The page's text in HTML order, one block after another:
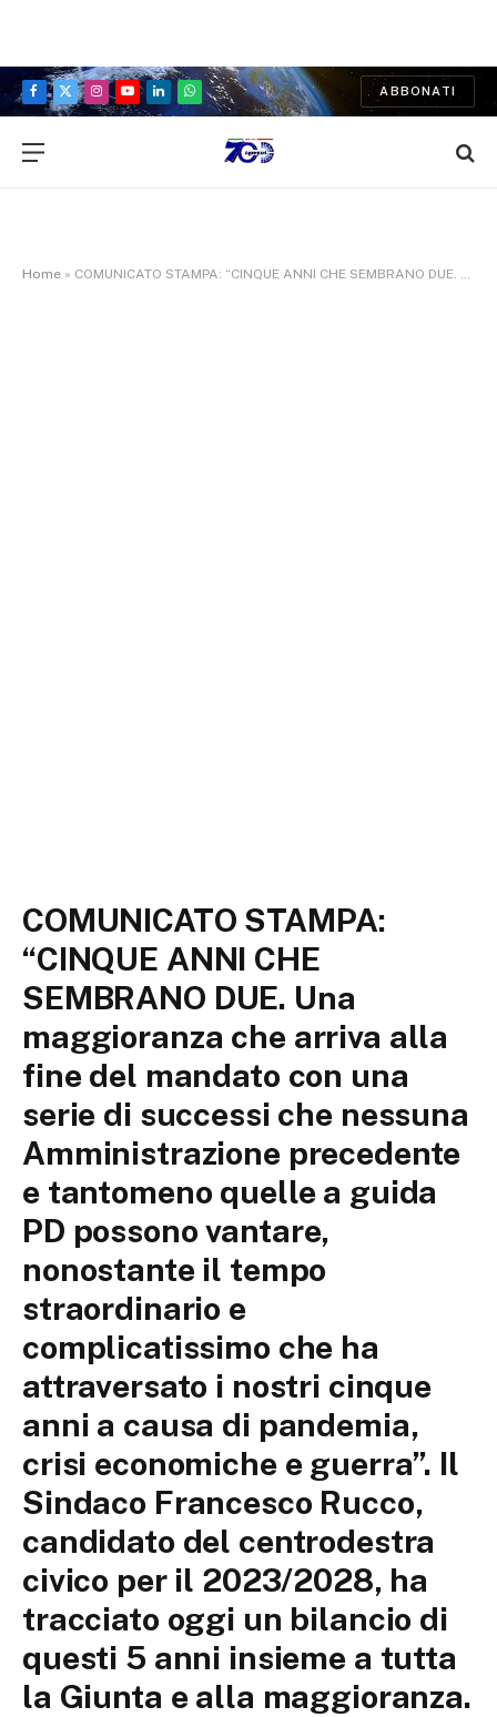
Facebook
X
Instagram
YouTubeLinkedInWhatsApp
ABBONATI
Home » COMUNICATO STAMPA: “CINQUE ANNI CHE SEMBRANO DUE. Una maggioranza che arriva alla fine del mandato con una serie di successi che nessuna Amministrazione precedente e tantomeno quelle a guida PD possono vantare, nonostante il tempo straordinario e complicatissimo che ha attraversato i nostri cinque anni a causa di pandemia, crisi economiche e guerra”. Il Sindaco Francesco Rucco, candidato del centrodestra civico per il 2023/2028, ha tracciato oggi un bilancio di questi 5 anni insieme a tutta la Giunta e alla maggioranza.
COMUNICATO STAMPA:
“CINQUE ANNI CHE
SEMBRANO DUE. Una
maggioranza che arriva alla
fine del mandato con una
serie di successi che nessuna
Amministrazione precedente
e tantomeno quelle a guida
PD possono vantare,
nonostante il tempo
straordinario e
complicatissimo che ha
attraversato i nostri cinque
anni a causa di pandemia,
crisi economiche e guerra”. Il
Sindaco Francesco Rucco,
candidato del centrodestra
civico per il 2023/2028, ha
tracciato oggi un bilancio di
questi 5 anni insieme a tutta
la Giunta e alla maggioranza.